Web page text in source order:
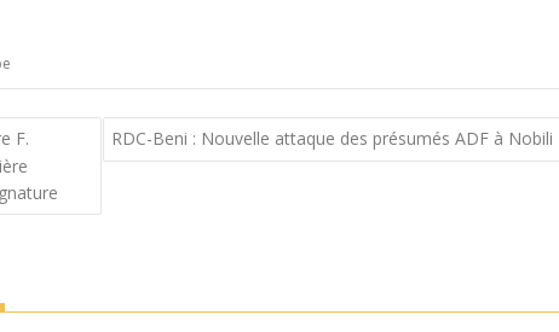
F.
RDC-Beni : Nouvelle attaque des présumés ADF à Nobili